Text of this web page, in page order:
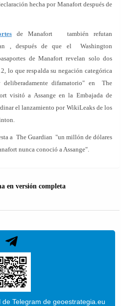
hecha por Manafort después de
de Manafort también refutan
, después de que el Washington
de Manafort revelan solo dos
lo que respalda su negación categórica
difamatorio" en The
visitó a Assange en la Embajada de
el lanzamiento por WikiLeaks de los
a The Guardian "un millón de dólares
nunca conoció a Assange".
en versión completa
Telegram de geoestrategia.eu